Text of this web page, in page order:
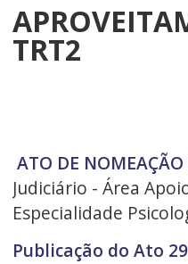
TRT2
ATO DE
Judiciário - Área
Especialidade
Publicação do Ato